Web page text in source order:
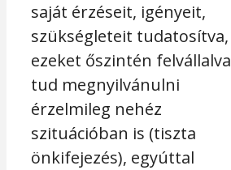
saját érzéseit, igényeit,
szükségleteit tudatosítva,
ezeket őszintén felvállalva
tud megnyilvánulni
érzelmileg nehéz
szituációban is (tiszta
önkifejezés), egyúttal